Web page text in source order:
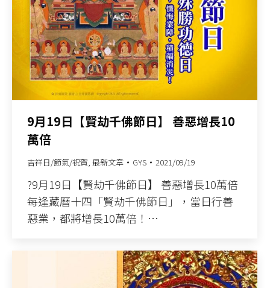
9月19日【賢劫千佛節日】 善惡增長10
萬倍
吉祥日/節氣/祝賀, 最新文章 GYS 2021/09/19
?9月19日【賢劫千佛節日】 善惡增長10萬倍
每逢藏曆十四「賢劫千佛節日」，當日行善
惡業，都將增長10萬倍！…